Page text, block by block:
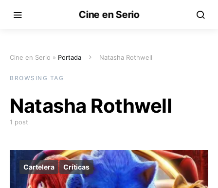
Cine en Serio
Cine en Serio » Portada Natasha Rothwell
BROWSING TAG
Natasha Rothwell
1 post
Cartelera Críticas